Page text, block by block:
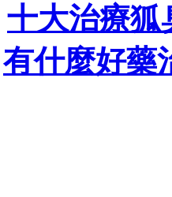
十大治療狐
有什麼好藥